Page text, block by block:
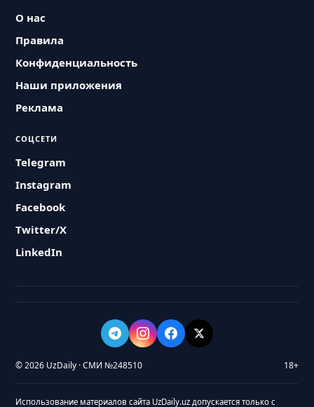
О нас
Правила
Конфиденциальность
Наши приложения
Реклама
СОЦСЕТИ
Telegram
Instagram
Facebook
Twitter/X
LinkedIn
© 2026 UzDaily · СМИ №248510 18+
Использование материалов сайта UzDaily.uz допускается только с